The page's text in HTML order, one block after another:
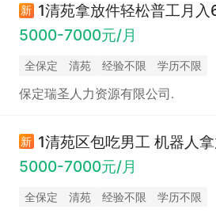
新 1清苑拿放件轻松普工月
5000-7000元/月
全保定 清苑 经验不限 学历不限
保定瑞圣人力资源有限公司.
新 1清苑区包吃男工 机器人
5000-7000元/月
全保定 清苑 经验不限 学历不限